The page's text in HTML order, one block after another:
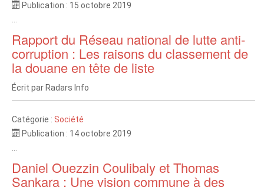
Publication : 15 octobre 2019
Rapport du Réseau national de lutte anti-
corruption : Les raisons du classement de
la douane en tête de liste
Écrit par Radars Info
Catégorie : Société
Publication : 14 octobre 2019
Daniel Ouezzin Coulibaly et Thomas
Sankara : Une vision commune à des